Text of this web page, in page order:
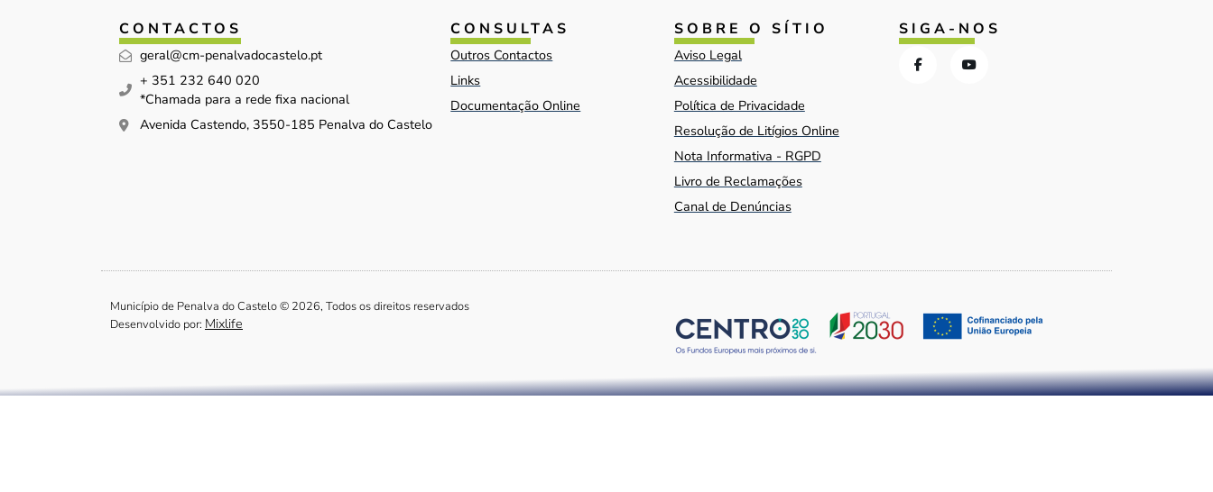
CONTACTOS
geral@cm-penalvadocastelo.pt
+ 351 232 640 020
*Chamada para a rede fixa nacional
Avenida Castendo, 3550-185 Penalva do Castelo
CONSULTAS
Outros Contactos
Links
Documentação Online
SOBRE O SÍTIO
Aviso Legal
Acessibilidade
Política de Privacidade
Resolução de Litígios Online
Nota Informativa - RGPD
Livro de Reclamações
Canal de Denúncias
SIGA-NOS
Município de Penalva do Castelo © 2026, Todos os direitos reservados
Desenvolvido por: Mixlife